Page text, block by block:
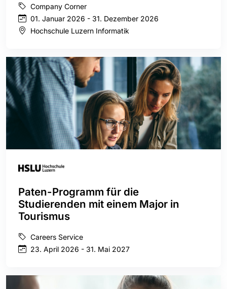
Company Corner
01. Januar 2026 - 31. Dezember 2026
Hochschule Luzern Informatik
Paten-Programm für die
Studierenden mit einem Major in
Tourismus
Careers Service
23. April 2026 - 31. Mai 2027